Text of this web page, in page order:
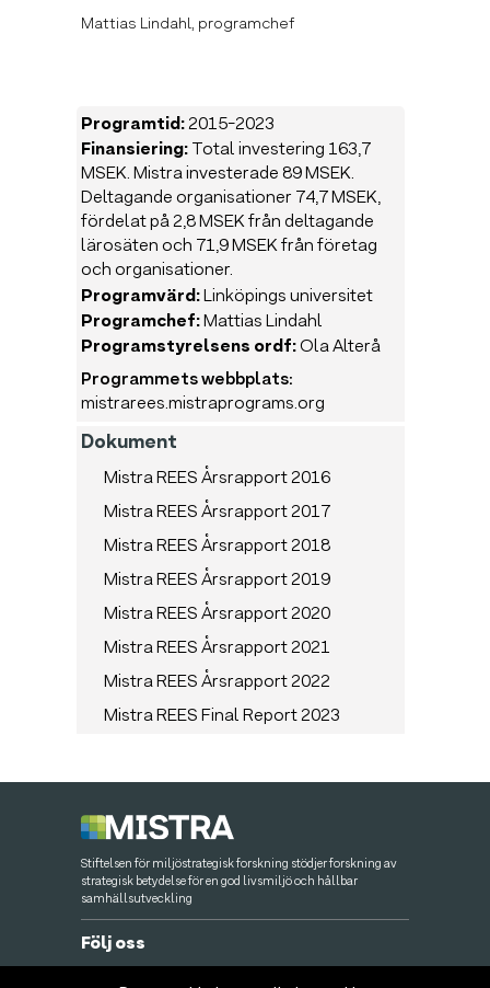
Mattias Lindahl, programchef
Programtid:2015-2023
Finansiering:Total investering 163,7
MSEK. Mistra investerade 89 MSEK.
Deltagande organisationer 74,7 MSEK,
fördelat på 2,8 MSEK från deltagande
lärosäten och 71,9 MSEK från företag
och organisationer.
Programvärd:Linköpings universitet
Programchef:Mattias Lindahl
Programstyrelsens ordf:Ola Alterå
Programmets webbplats:
mistrarees.mistraprograms.org
Dokument
Mistra REES Årsrapport 2016
Mistra REES Årsrapport 2017
Mistra REES Årsrapport 2018
Mistra REES Årsrapport 2019
Mistra REES Årsrapport 2020
Mistra REES Årsrapport 2021
Mistra REES Årsrapport 2022
Mistra REES Final Report 2023
Stiftelsen för miljöstrategisk forskning stödjer forskning av
strategisk betydelse för en god livsmiljö och hållbar
samhällsutveckling
Följ oss